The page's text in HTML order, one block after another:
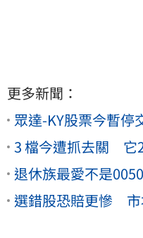
更多新聞：
眾達-KY股票今暫
3 檔今遭抓去關 它
退休族最愛不是
選錯股恐賠更慘 市